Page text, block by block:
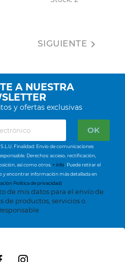
SIGUIENTE 
A NUESTRA
y ofertas exclusivas
Finalidad: Envío de comunicaciones
Derechos: acceso, rectificación,
así como otros. + info: Puede retirar el
encontrar información más detallada en
Política de privacidad)
de mis datos para el envío de
de productos, servicios o